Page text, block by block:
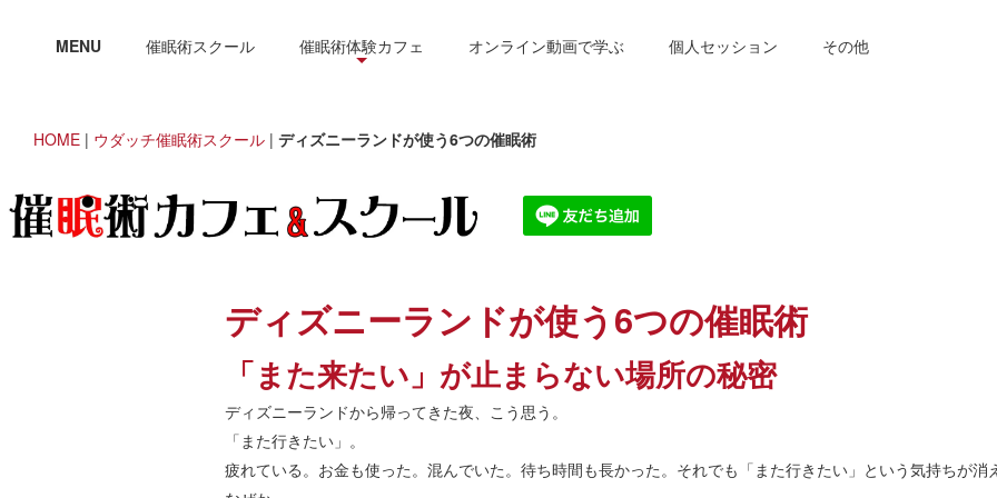
MENU 催眠術スクール 催眠術体験カフェ オンライン動画で学ぶ 個人セッション その他
HOME | ウダッチ催眠術スクール | ディズニーランドが使う6つの催眠術
ディズニーランドが使う6つの催眠術
「また来たい」が止まらない場所の秘密
ディズニーランドから帰ってきた夜、こう思う。
「また行きたい」。
疲れている。お金も使った。混んでいた。待ち時間も長かった。それでも「また行きたい」という気持ちが消